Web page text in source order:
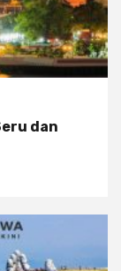
dan